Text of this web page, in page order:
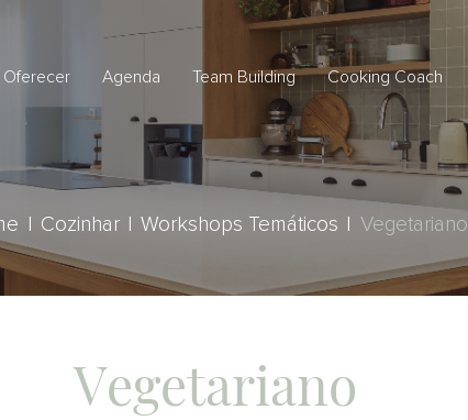
Oferecer Agenda Team Building Cooking Coach
Cozinhar Workshops Temáticos Vegetariano
Vegetariano